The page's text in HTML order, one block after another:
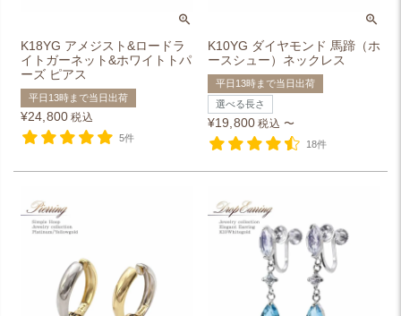
K18YG アメジスト&ロードラ
イトガーネット&ホワイトトパ
ーズ ピアス
平日13時まで当日出荷
¥24,800 税込
5件
K10YG ダイヤモンド 馬蹄（ホ
ースシュー）ネックレス
平日13時まで当日出荷
選べる長さ
¥19,800 税込 〜
18件